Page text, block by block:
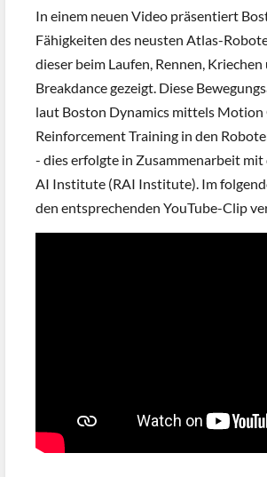
In einem neuen Video präsentiert
Fähigkeiten des neusten Atlas-
dieser beim Laufen, Rennen,
Breakdance gezeigt. Diese
laut Boston Dynamics mittels Motion
Reinforcement Training in den
- dies erfolgte in Zusammenarbeit mit
AI Institute (RAI Institute). Im
den entsprechenden YouTube-Clip